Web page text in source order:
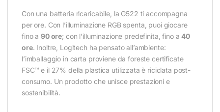
Con una batteria ricaricabile, la G522 ti accompagna
per ore. Con l’illuminazione RGB spenta, puoi giocare
fino a90 ore; con l’illuminazione predefinita, fino a40
ore. Inoltre, Logitech ha pensato all’ambiente:
l’imballaggio in carta proviene da foreste certificate
FSC™ e il 27% della plastica utilizzata è riciclata post-
consumo. Un prodotto che unisce prestazioni e
sostenibilità.